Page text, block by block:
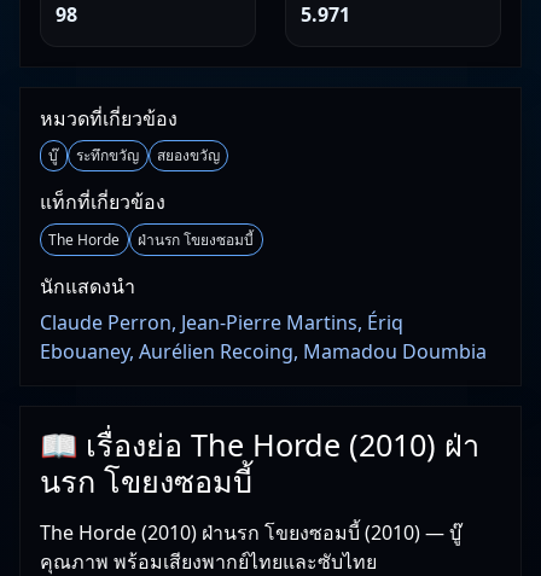
98 5.971
หมวดที่เกี่ยวข้อง
บู๊ ระทึกขวัญ สยองขวัญ
แท็กที่เกี่ยวข้อง
The Horde ฝ่านรก โขยงซอมบี้
นักแสดงนำ
Claude Perron, Jean-Pierre Martins, Ériq
Ebouaney, Aurélien Recoing, Mamadou Doumbia
📖 เรื่องย่อ The Horde (2010) ฝ่า
นรก โขยงซอมบี้
The Horde (2010) ฝ่านรก โขยงซอมบี้ (2010) — บู๊
คุณภาพ พร้อมเสียงพากย์ไทยและซับไทย